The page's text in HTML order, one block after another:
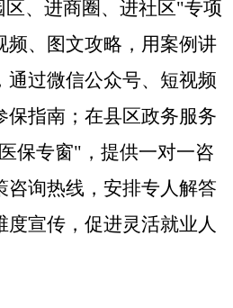
、进商圈、进社区"专项
频、图文攻略，用案例讲
通过微信公众号、短视频
保指南；在县区政务服务
保专窗"，提供一对一咨
咨询热线，安排专人解答
度宣传，促进灵活就业人